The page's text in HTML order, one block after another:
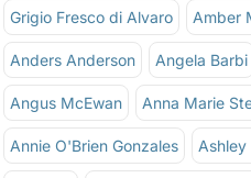
Grigio Fresco di Alvaro Amber
Anders Anderson Angela Barbi
Angus McEwan Anna Marie
Annie O'Brien Gonzales Ashley